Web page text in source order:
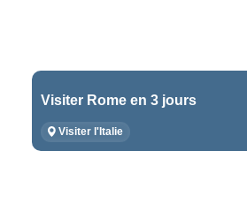
Visiter Rome en 3 jours
Visiter l'Italie